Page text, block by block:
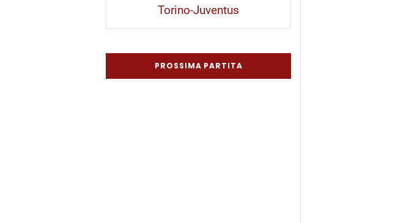
Torino-Juventus
PROSSIMA PARTITA